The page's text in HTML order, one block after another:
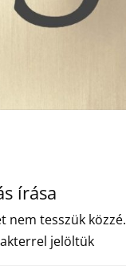
írása
nem tesszük közzé.
jelöltük